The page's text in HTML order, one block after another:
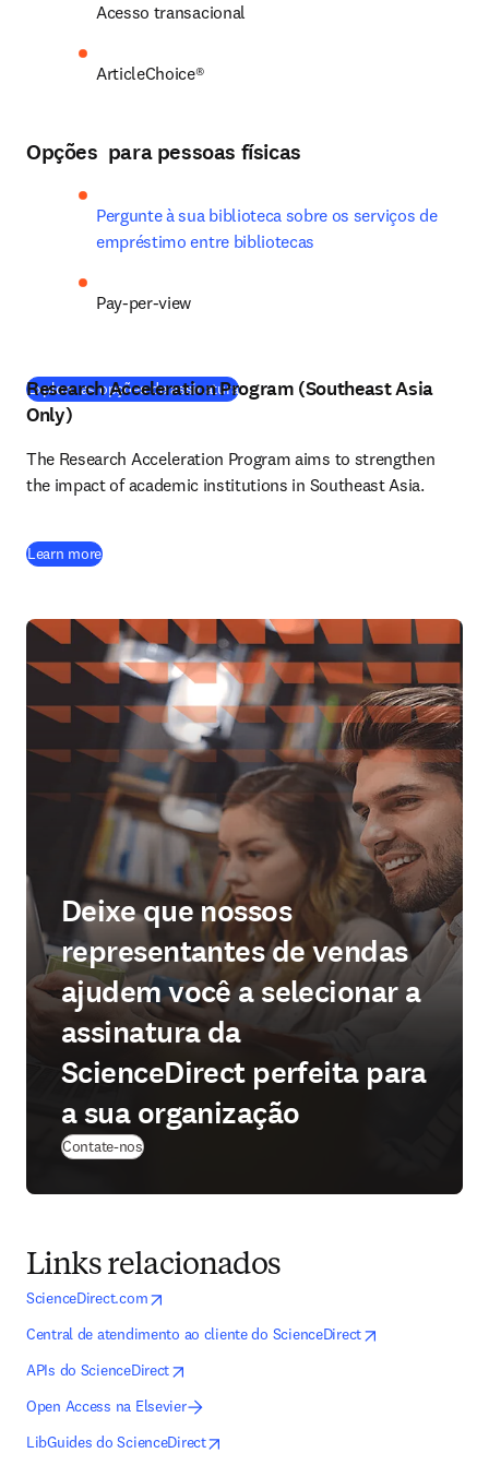
Acesso transacional
ArticleChoice®
Opções para pessoas físicas
Pergunte à sua biblioteca sobre os serviços de
empréstimo entre bibliotecas
Pay-per-view
Explore as opções de assinatura
Research Acceleration Program (Southeast Asia
Only)
The Research Acceleration Program aims to strengthen
the impact of academic institutions in Southeast Asia.
Learn more
Deixe que nossos
representantes de vendas
ajudem você a selecionar a
assinatura da
ScienceDirect perfeita para
a sua organização
Contate-nos
Links relacionados
ScienceDirect.comabre em uma nova guia/janela
opens in new tab/window
Central de atendimento ao cliente do ScienceDirectabre em uma nova
opens in new tab/window
APIs do ScienceDirectabre em uma nova guia/janela
opens in new tab/window
Open Access na Elsevier
LibGuides do ScienceDirectabre em uma nova guia/janela
opens in new tab/window